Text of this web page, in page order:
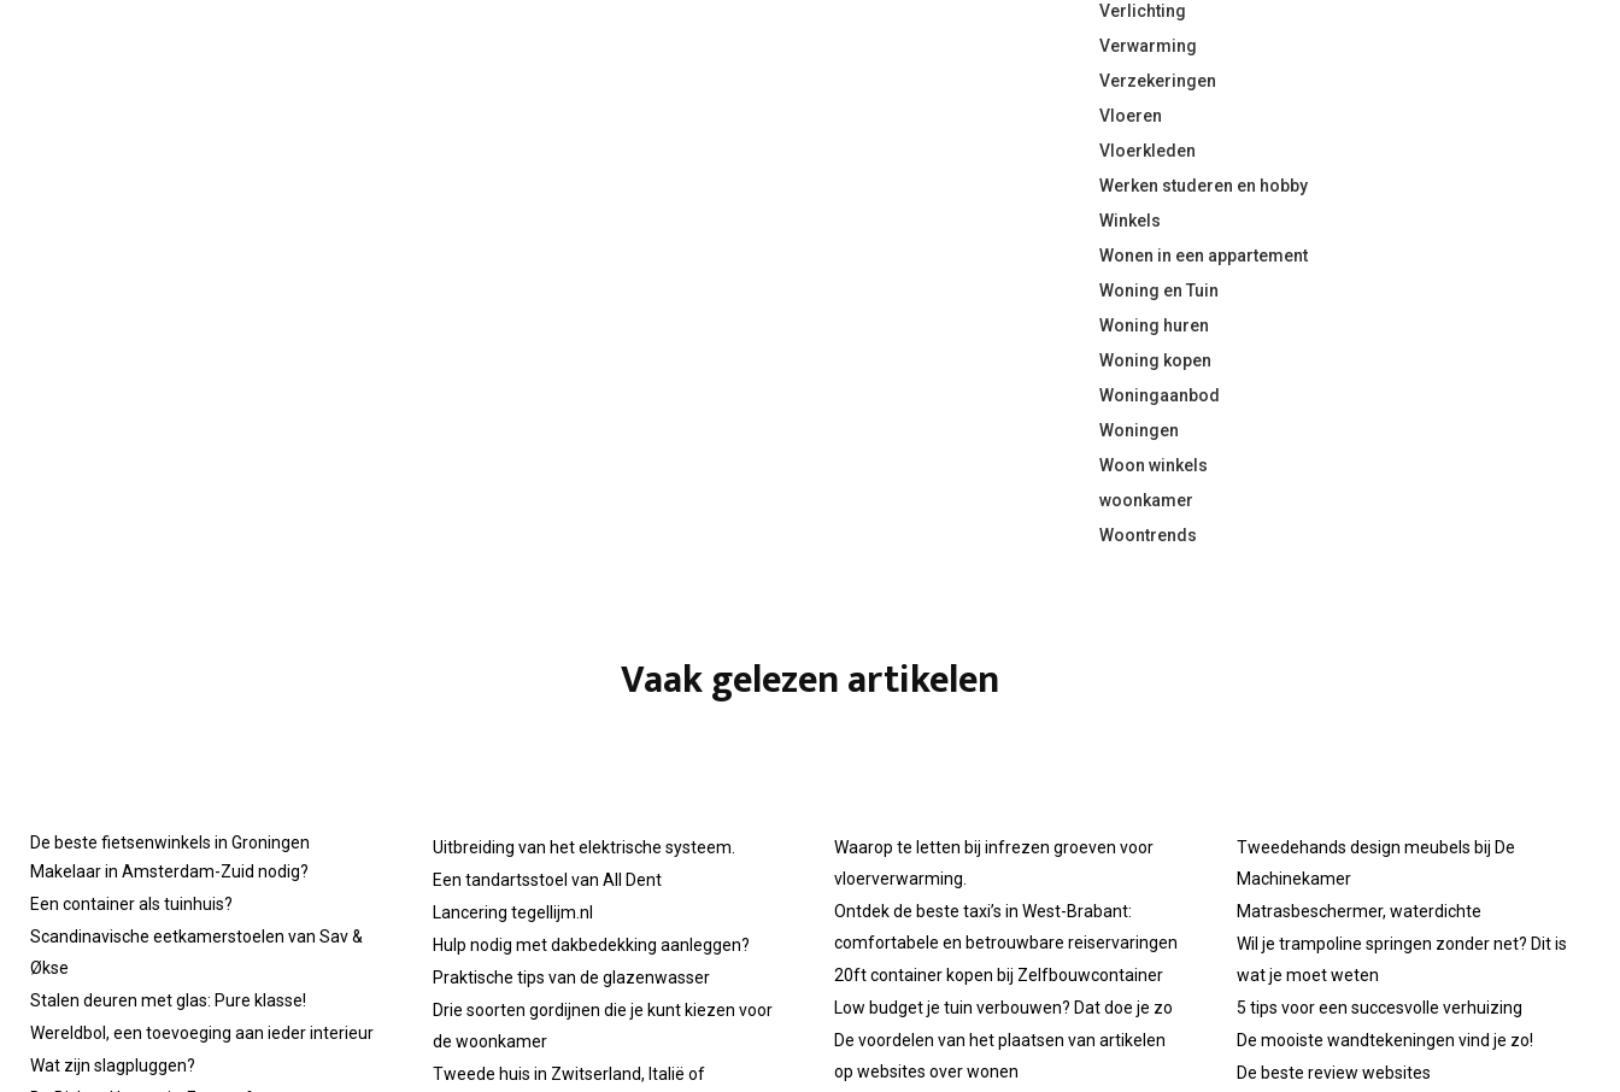
Verlichting
Verwarming
Verzekeringen
Vloeren
Vloerkleden
Werken studeren en hobby
Winkels
Wonen in een appartement
Woning en Tuin
Woning huren
Woning kopen
Woningaanbod
Woningen
Woon winkels
woonkamer
Woontrends
Vaak gelezen artikelen
De beste fietsenwinkels in Groningen
Makelaar in Amsterdam-Zuid nodig?
Een container als tuinhuis?
Scandinavische eetkamerstoelen van Sav &
Økse
Stalen deuren met glas: Pure klasse!
Wereldbol, een toevoeging aan ieder interieur
Wat zijn slagpluggen?
Uitbreiding van het elektrische systeem.
Een tandartsstoel van All Dent
Lancering tegellijm.nl
Hulp nodig met dakbedekking aanleggen?
Praktische tips van de glazenwasser
Drie soorten gordijnen die je kunt kiezen voor
de woonkamer
Tweede huis in Zwitserland, Italië of
Waarop te letten bij infrezen groeven voor
vloerverwarming.
Ontdek de beste taxi’s in West-Brabant:
comfortabele en betrouwbare reiservaringen
20ft container kopen bij Zelfbouwcontainer
Low budget je tuin verbouwen? Dat doe je zo
De voordelen van het plaatsen van artikelen
op websites over wonen
Tweedehands design meubels bij De
Machinekamer
Matrasbeschermer, waterdichte
Wil je trampoline springen zonder net? Dit is
wat je moet weten
5 tips voor een succesvolle verhuizing
De mooiste wandtekeningen vind je zo!
De beste review websites